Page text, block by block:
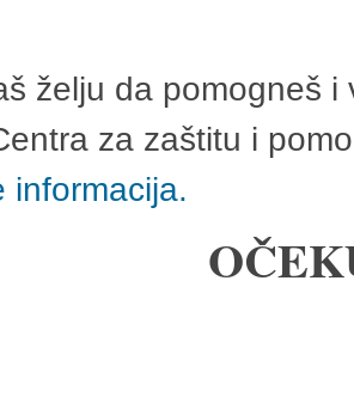
želju da pomogneš
za zaštitu i
informacija.